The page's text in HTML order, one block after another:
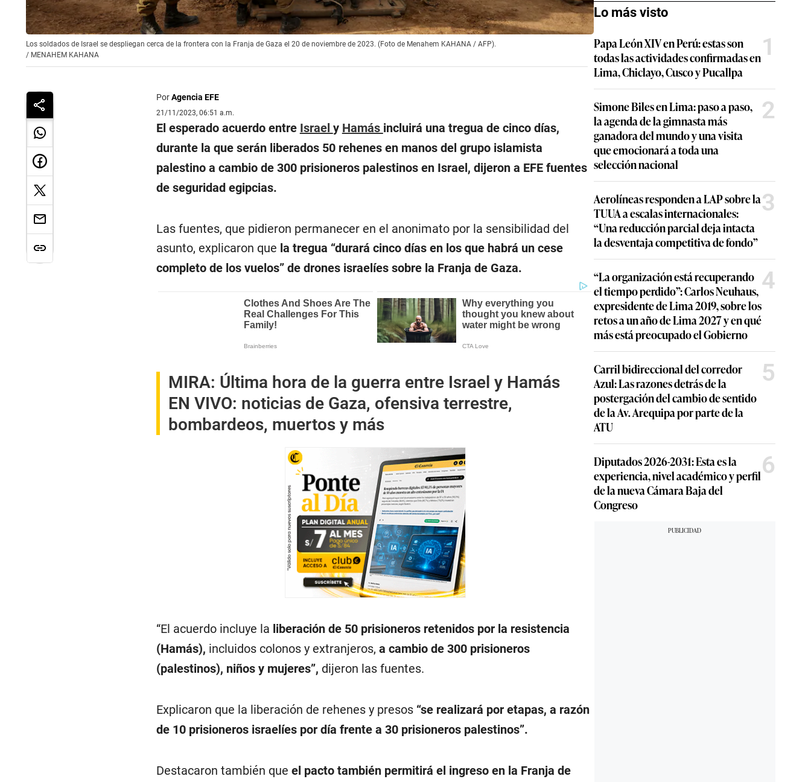
Los soldados de Israel se despliegan cerca de la frontera con la Franja de Gaza el 20 de noviembre de 2023. (Foto de Menahem KAHANA / AFP).
/ MENAHEM KAHANA
PorAgencia EFE
21/11/2023, 06:51 a.m.
El esperado acuerdo entre Israel y Hamás incluirá una tregua de cinco días,
durante la que serán liberados 50 rehenes en manos del grupo islamista
palestino a cambio de 300 prisioneros palestinos en Israel, dijeron a EFE fuentes
de seguridad egipcias.
Las fuentes, que pidieron permanecer en el anonimato por la sensibilidad del
asunto, explicaron que la tregua “durará cinco días en los que habrá un cese
completo de los vuelos” de drones israelíes sobre la Franja de Gaza.
MIRA: Última hora de la guerra entre Israel y Hamás
EN VIVO: noticias de Gaza, ofensiva terrestre,
bombardeos, muertos y más
“El acuerdo incluye la liberación de 50 prisioneros retenidos por la resistencia
(Hamás), incluidos colonos y extranjeros, a cambio de 300 prisioneros
(palestinos), niños y mujeres”, dijeron las fuentes.
Explicaron que la liberación de rehenes y presos “se realizará por etapas, a razón
de 10 prisioneros israelíes por día frente a 30 prisioneros palestinos”.
Destacaron también que el pacto también permitirá el ingreso en la Franja de
Lo más visto
Papa León XIV en Perú: estas son
todas las actividades confirmadas en
Lima, Chiclayo, Cusco y Pucallpa
1
Simone Biles en Lima: paso a paso,
la agenda de la gimnasta más
ganadora del mundo y una visita
que emocionará a toda una
selección nacional
2
Aerolíneas responden a LAP sobre la
TUUA a escalas internacionales:
“Una reducción parcial deja intacta
la desventaja competitiva de fondo”
3
“La organización está recuperando
el tiempo perdido”: Carlos Neuhaus,
expresidente de Lima 2019, sobre los
retos a un año de Lima 2027 y en qué
más está preocupado el Gobierno
4
Carril bidireccional del corredor
Azul: Las razones detrás de la
postergación del cambio de sentido
de la Av. Arequipa por parte de la
ATU
5
Diputados 2026-2031: Esta es la
experiencia, nivel académico y perfil
de la nueva Cámara Baja del
Congreso
6